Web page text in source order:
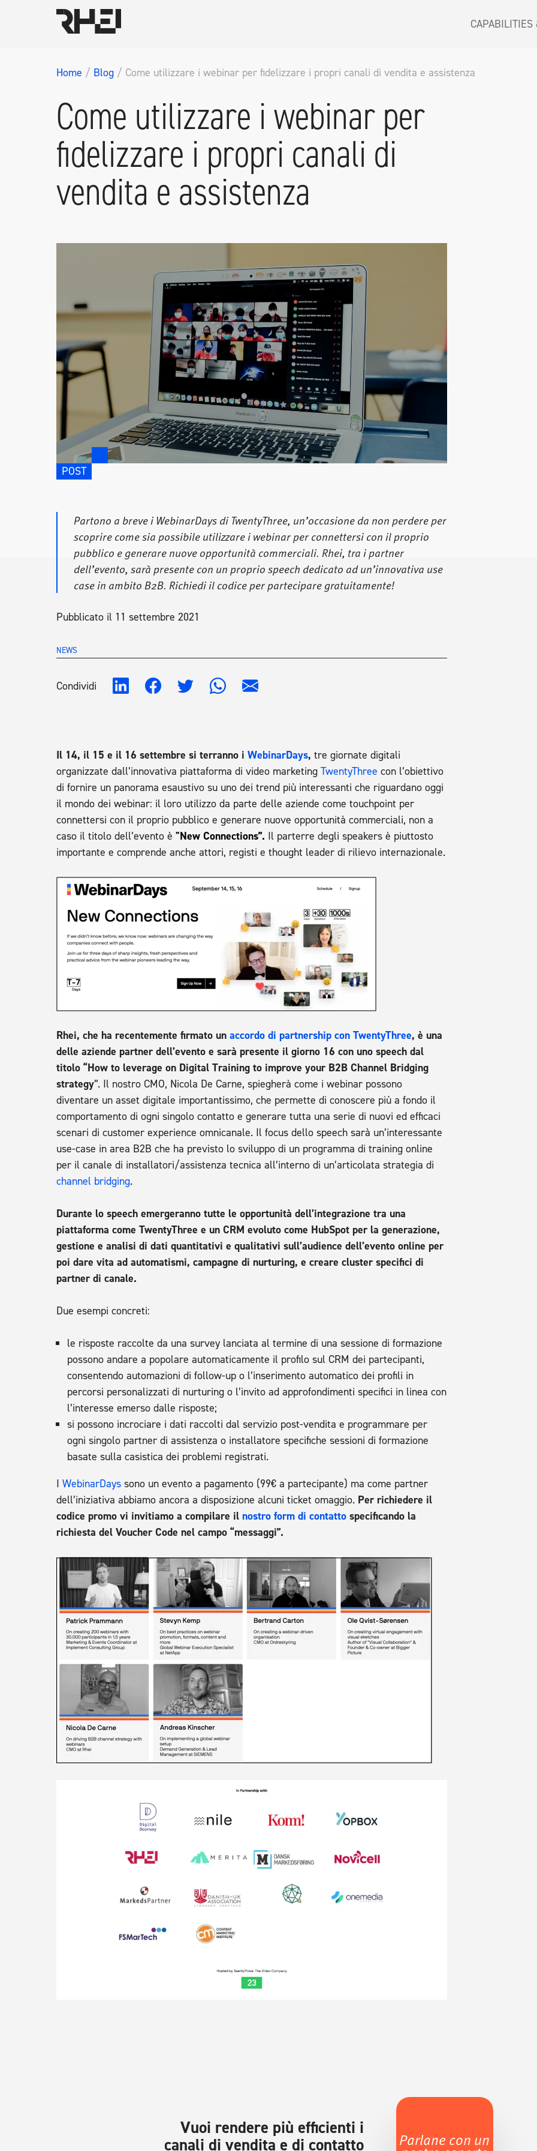
Home / Blog / Come utilizzare i webinar per fidelizzare i propri canali di vendita e assistenza
Come utilizzare i webinar per
fidelizzare i propri canali di
vendita e assistenza
POST
Partono a breve i WebinarDays di TwentyThree, un’occasione da non perdere per
scoprire come sia possibile utilizzare i webinar per connettersi con il proprio
pubblico e generare nuove opportunità commerciali. Rhei, tra i partner
dell’evento, sarà presente con un proprio speech dedicato ad un’innovativa use
case in ambito B2B. Richiedi il codice per partecipare gratuitamente!
Pubblicato il 11 settembre 2021
NEWS
Condividi
Il 14, il 15 e il 16 settembre si terranno iWebinarDays,tre giornate digitali
organizzate dall’innovativa piattaforma di video marketingTwentyThree con l’obiettivo
di fornire un panorama esaustivo su uno dei trend più interessanti che riguardano oggi
il mondo dei webinar: il loro utilizzo da parte delle aziende come touchpoint per
connettersi con il proprio pubblico e generare nuove opportunità commerciali, non a
caso il titolo dell’evento è"New Connections”. Il parterre degli speakers è piuttosto
importante e comprende anche attori, registi e thought leader di rilievo internazionale.
Rhei, che ha recentemente firmato unaccordo di partnership con TwentyThree, è una
delle aziende partner dell’evento e sarà presente il giorno 16 con uno speech dal
titolo “How to leverage on Digital Training to improve your B2B Channel Bridging
strategy”. Il nostro CMO, Nicola De Carne, spiegherà come i webinar possono
diventare un asset digitale importantissimo, che permette di conoscere più a fondo il
comportamento di ogni singolo contatto e generare tutta una serie di nuovi ed efficaci
scenari di customer experience omnicanale. Il focus dello speech sarà un’interessante
use-case in area B2B che ha previsto lo sviluppo di un programma di training online
per il canale di installatori/assistenza tecnica all’interno di un’articolata strategia di
channel bridging.
Durante lo speech emergeranno tutte le opportunità dell’integrazione tra una
piattaforma come TwentyThree e un CRM evoluto come HubSpot per la generazione,
gestione e analisi di dati quantitativi e qualitativi sull’audience dell’evento online per
poi dare vita ad automatismi, campagne di nurturing, e creare cluster specifici di
partner di canale.
Due esempi concreti:
le risposte raccolte da una survey lanciata al termine di una sessione di formazione
possono andare a popolare automaticamente il profilo sul CRM dei partecipanti,
consentendo automazioni di follow-up o l’inserimento automatico dei profili in
percorsi personalizzati di nurturing o l’invito ad approfondimenti specifici in linea con
l’interesse emerso dalle risposte;
si possono incrociare i dati raccolti dal servizio post-vendita e programmare per
ogni singolo partner di assistenza o installatore specifiche sessioni di formazione
basate sulla casistica dei problemi registrati.
IWebinarDays sono un evento a pagamento (99€ a partecipante) ma come partner
dell’iniziativa abbiamo ancora a disposizione alcuni ticket omaggio. Per richiedere il
codice promo vi invitiamo a compilare il nostro form di contatto specificando la
richiesta del Voucher Code nel campo “messaggi”.
Vuoi rendere più efficienti i
canali di vendita e di contatto
Parlane con un